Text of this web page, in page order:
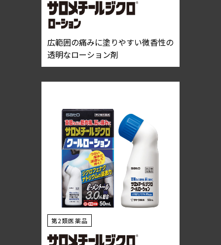
広範囲の痛みに塗りやすい微香性の
透明なローション剤
第2類医薬品